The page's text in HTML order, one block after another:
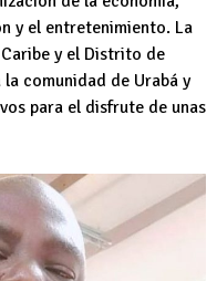
y el entretenimiento. La
y el Distrito de
comunidad de Urabá y
para el disfrute de unas